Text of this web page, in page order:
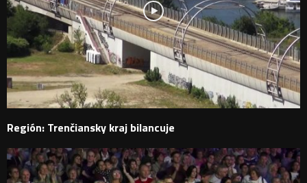
Región: Trenčiansky kraj bilancuje